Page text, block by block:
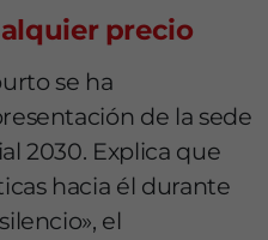
precio
se ha
de la sede
2030. Explica que
hacia él durante
el